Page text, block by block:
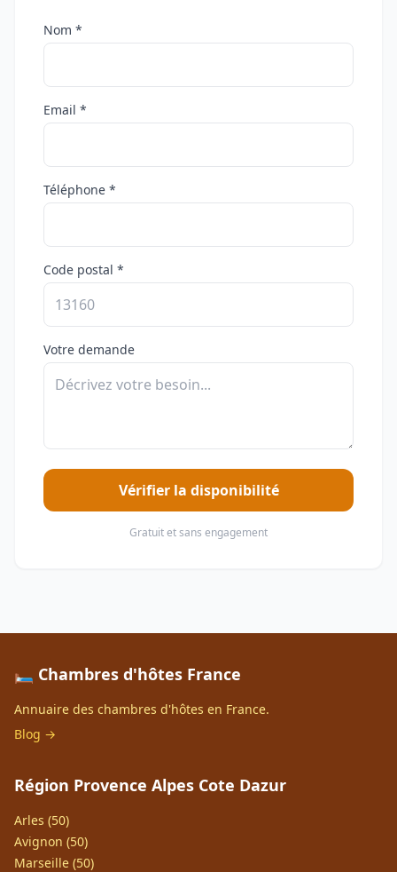
Nom *
Email *
Téléphone *
Code postal *
Votre demande
Vérifier la disponibilité
Gratuit et sans engagement
🛏️ Chambres d'hôtes France
Annuaire des chambres d'hôtes en France.
Blog →
Région Provence Alpes Cote Dazur
Arles (50)
Avignon (50)
Marseille (50)